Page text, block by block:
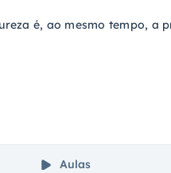
é, ao mesmo tempo, a
Aulas